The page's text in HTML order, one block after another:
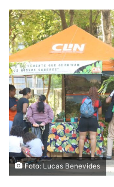
Foto: Lucas Benevides